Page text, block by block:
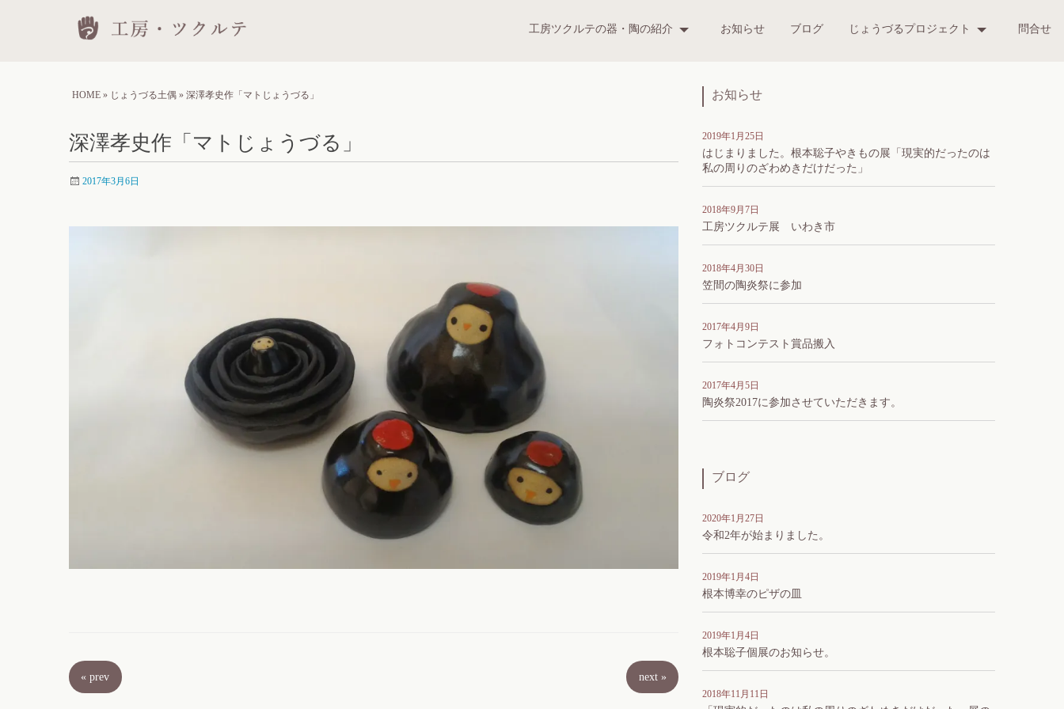
工房ツクルテの器・陶の紹介 お知らせ ブログ じょうづるプロジェクト 問合せ
HOME » じょうづる土偶 » 深澤孝史作「マトじょうづる」
深澤孝史作「マトじょうづる」
2017年3月6日
« prev next »
お知らせ
2019年1月25日
はじまりました。根本聡子やきもの展「現実的だったのは
私の周りのざわめきだけだった」
2018年9月7日
工房ツクルテ展 いわき市
2018年4月30日
笠間の陶炎祭に参加
2017年4月9日
フォトコンテスト賞品搬入
2017年4月5日
陶炎祭2017に参加させていただきます。
ブログ
2020年1月27日
令和2年が始まりました。
2019年1月4日
根本博幸のピザの皿
2019年1月4日
根本聡子個展のお知らせ。
2018年11月11日